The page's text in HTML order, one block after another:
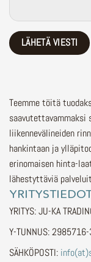
Teemme töitä
liikennevälineiden
hankintaan ja
erinomaisen hinta-
lähestyttäviä
YRITYS: JU-KA
Y-TUNNUS:
SÄHKÖPOSTI: